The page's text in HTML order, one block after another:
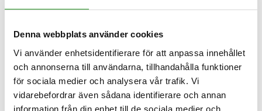
Denna webbplats använder cookies
Vi använder enhetsidentifierare för att anpassa innehållet
och annonserna till användarna, tillhandahålla funktioner
för sociala medier och analysera vår trafik. Vi
vidarebefordrar även sådana identifierare och annan
information från din enhet till de sociala medier och
Pappersförpackningar
Nästa tömning: 2026-08-10
Plastförpackningar
Senaste tömning: 2026-08-07
Nästa tömning: 2026-08-11